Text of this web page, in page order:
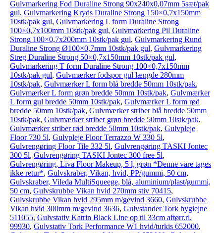
Gulvmarkering Fod Duraline Strong 90x240x0,07mm 5sæt/pak
gul, Gulvmarkering Kryds Duraline Strong 150×0,7x150mm
10stk/pak gul, Gulvmarkering L form Duraline Strong
100×0,7x100mm 10stk/pak gul, Gulvmarkering Pil Duraline
Strong 100×0,7x200mm 10stk/pak gul, Gulvmarkering Rund
Duraline Strong Ø100×0,7mm 10stk/pak gul, Gulvmarkering
Streg Duraline Strong 50×0,7x150mm 10stk/pak gul,
Gulvmarkering T form Duraline Strong 100×0,7x150mm
10stk/pak gul, Gulvmærker fodspor gul længde 280mm
10stk/pak, Gulvmærker L form blå bredde 50mm 10stk/pak,
Gulvmærker L form grøn bredde 50mm 10stk/pak, Gulvmærker
L form gul bredde 50mm 10stk/pak, Gulvmærker L form rød
bredde 50mm 10stk/pak, Gulvmærker striber blå bredde 50mm
10stk/pak, Gulvmærker striber grøn bredde 50mm 10stk/pak,
Gulvmærker striber rød bredde 50mm 10stk/pak, Gulvpleje
Floor 730 5l, Gulvpleje Floor Terrazzo W 330 5l,
Gulvrengøring Floor Tile 332 5l, Gulvrengøring TASKI Jontec
300 5l, Gulvrengøring TASKI Jontec 300 free 5l,
Gulvrengøring, Liva Floor Makeup, 5 l, grøn *Denne vare tages
ikke retur*, Gulvskraber, Vikan, hvid, PP/gummi, 50 cm,
Gulvskraber, Vileda MultiSqueege, blå, aluminium/plast/gummi,
50 cm, Gulvskrubbe Vikan hvid 270mm stiv 70415,
Gulvskrubbe Vikan hvid 295mm m/gevind 3660, Gulvskrubbe
Vikan hvid 300mm m/gevind 3636, Gulvstander Tork hygiejne
511055, Gulvstativ Katrin Black Line op til 33cm aftørr.rl.
99930, Gulvstativ Tork Performance W1 hvid/turkis 652000,